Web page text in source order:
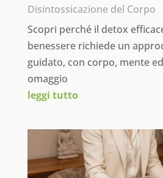
Disintossicazione del Corpo
Scopri perché il detox
benessere richiede un
guidato, con corpo, mente
omaggio
leggi tutto